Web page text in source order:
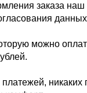
заказа наш
можно
никаких